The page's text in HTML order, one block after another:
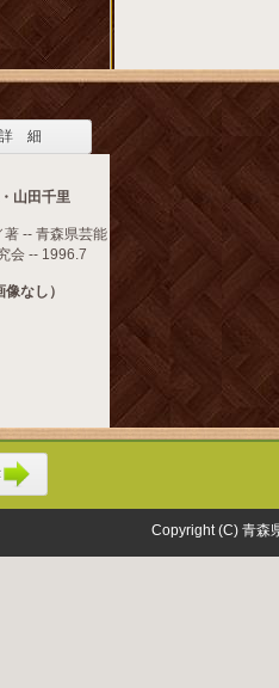
詳 細
山田千里
-- 青森県芸能
会 -- 1996.7
像なし）
Copyright (C) 青森